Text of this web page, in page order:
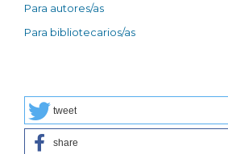
Para autores/as
Para bibliotecarios/as
tweet
share